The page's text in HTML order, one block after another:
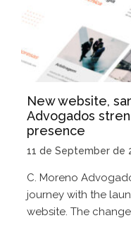
New website,
Advogados
presence
11 de September de
C. Moreno
journey with the
website. The